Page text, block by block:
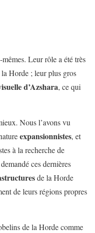
Leur rôle a été très
Horde ; leur plus gros
d’Azshara, ce qui
Nous l’avons vu
expansionnistes, et
à la recherche de
ces dernières
de la Horde
de leurs régions propres
de la Horde comme